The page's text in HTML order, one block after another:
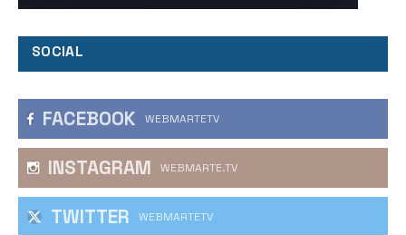
SOCIAL
FACEBOOK WEBMARTETV
INSTAGRAM WEBMARTE.TV
TWITTER WEBMARTETV